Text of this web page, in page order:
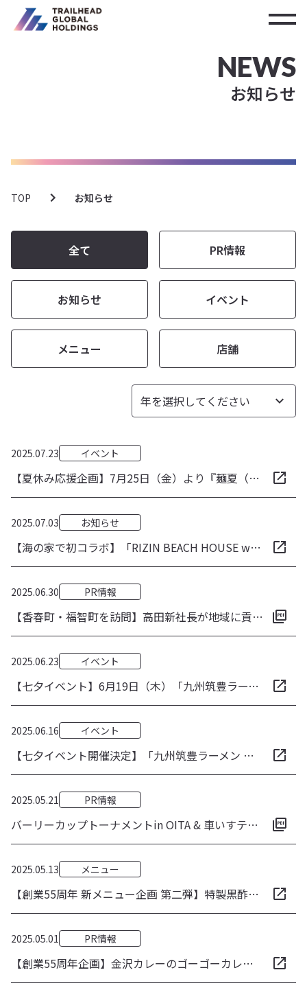
NEWS
お知らせ
TOP お知らせ
全て PR情報
お知らせ イベント
メニュー 店舗
2025.07.23 イベント
【夏休み応援企画】7月25日（金）より『麺夏（めんか）まつり2025』開催！麺類を食べると温泉入浴料が無料、夏休みの思い出づくりを応援！
2025.07.03 お知らせ
【海の家で初コラボ】「RIZIN BEACH HOUSE with 筑豊ラーメン山小屋」を7月5日（土）より期間限定コラボ！本場福岡の豚骨ラーメンを鎌倉から発信
2025.06.30 PR情報
【香春町・福智町を訪問】高田新社長が地域に貢献できるよう相互に連携を図ることを改めて表明
2025.06.23 イベント
【七夕イベント】6月19日（木）「九州筑豊ラーメン山小屋 創業店」で地元保育園児が七夕イベントを開催！願いを込めた短冊の飾りつけや、健やかに大きく育ってくれること願い「七夕ラーメン」を振る舞う
2025.06.16 イベント
【七夕イベント開催決定】「九州筑豊ラーメン 創業店」で地元保育所の園児と6月19日（木）七夕イベントを開催！願いを込めた短冊の飾りつけや、子供たちの健やかな成長を願い『七夕ラーメン』を振る舞う
2025.05.21 PR情報
バーリーカップトーナメントin OITA & 車いすテニス体験会を応援！
2025.05.13 メニュー
【創業55周年 新メニュー企画 第二弾】特製黒酢ダレに梅香るザーサイのせた「冷やし中華」とネギたっぷり爽やかな「ねぎ塩レモン餃子」を食欲増す夏季メニューとして5月19日より販売！6月より自社ECでも
2025.05.01 PR情報
【創業55周年企画】金沢カレーのゴーゴーカレーと九州筑豊ラーメンが互いの商品をセットに5月5日「ゴーゴーカレーの日」よりEC販売！ 相互のプラットフォームを活用し、ご当地グルメで飲食業界の活性化を目指す